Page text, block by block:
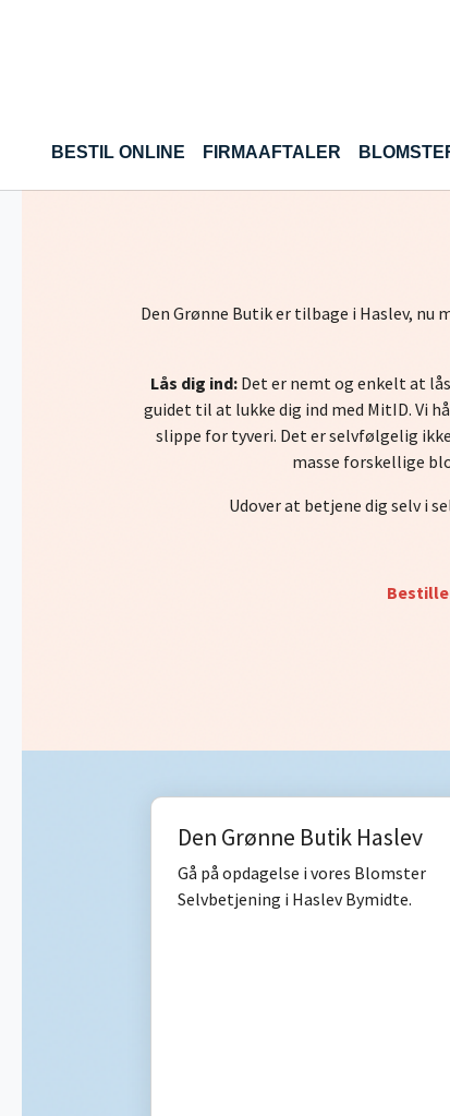
BESTIL ONLINE FIRMAAFTALER
Den Grønne Butik er tilbage i Haslev, nu
Lås dig ind: Det er nemt og enkelt at
guidet til at lukke dig ind med MitID. Vi
slippe for tyveri. Det er selvfølgelig
masse forskellige
Udover at betjene dig selv i
Den Grønne Butik Haslev
Gå på opdagelse i vores Blomster
Selvbetjening i Haslev Bymidte.